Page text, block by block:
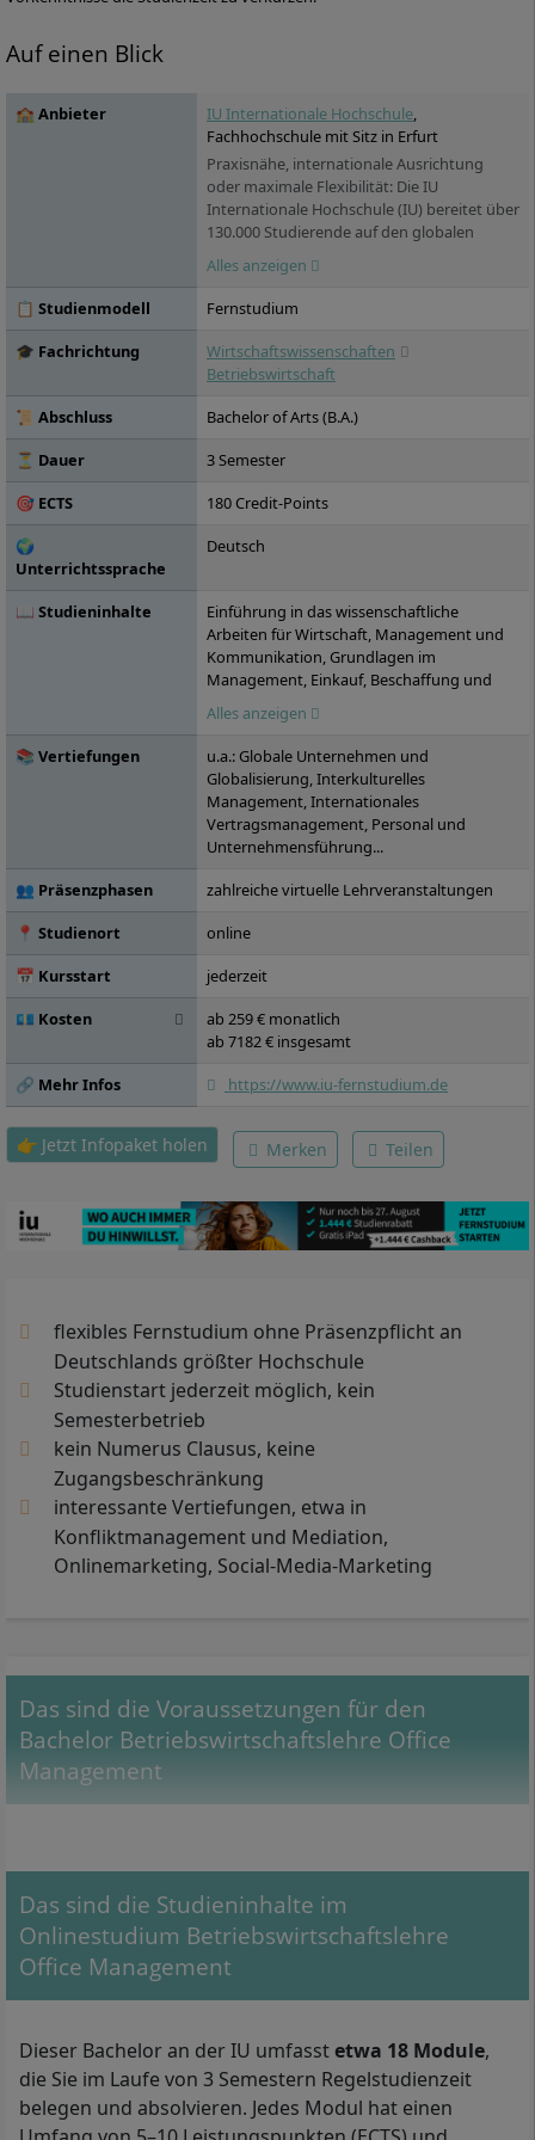
Auf einen Blick
🏫 Anbieter IU Internationale Hochschule,
Fachhochschule mit Sitz in Erfurt
Praxisnähe, internationale Ausrichtung
oder maximale Flexibilität: Die IU
Internationale Hochschule (IU) bereitet über
130.000 Studierende auf den globalen
Arbeitsmarkt vor. Sie versammelt unter
ihrem Dach über 100 Studienprogramme,
die in zwei voneinander unabhängigen
das IU Duale Studium sowie das IU
Fernstudium. Die IU bietet den
renommierten Praxispartnern in die
haben bereits erfolgreich mit der IU
Versicherungen oder Motel One. Die IU, die
Städten in Deutschland vertreten.
Alles anzeigen
📋 Studienmodell
Fernstudium
🎓 Fachrichtung
Wirtschaftswissenschaften
Betriebswirtschaft
📜 Abschluss
Bachelor of Arts (B.A.)
⏳ Dauer
3 Semester
🎯 ECTS
180 Credit-Points
🌍
Unterrichtssprache
Deutsch
📖 Studieninhalte
Einführung in das wissenschaftliche
Arbeiten für Wirtschaft, Management und
Kommunikation, Grundlagen im
Management, Einkauf, Beschaffung und
Distribution, Customer Relationship
Management, Einführung in New Work,
Agiles Projektmanagement,
Dienstleistungsmanagement, Digital Skills,
Eventmanagement I, Organizational
Behavior, Unternehmensplanung und -
kontrolle, Projekt: Kommunikation zur
praktischen Problemlösung,
Nachhaltigkeits- und
Themen der Betriebswirtschaftslehre,
Alles anzeigen
📚 Vertiefungen
u.a.: Globale Unternehmen und
Globalisierung, Interkulturelles
Management, Internationales
Vertragsmanagement, Personal und
Unternehmensführung...
👥 Präsenzphasen
zahlreiche virtuelle Lehrveranstaltungen
📍 Studienort
online
📅 Kursstart
jederzeit
💶 Kosten
ab 259 € monatlich
ab 7182 € insgesamt
🔗 Mehr Infos
https://www.iu-fernstudium.de
👉 Jetzt Infopaket holen Merken Teilen
flexibles Fernstudium ohne Präsenzpflicht an
Deutschlands größter Hochschule
Studienstart jederzeit möglich, kein
Semesterbetrieb
kein Numerus Clausus, keine
Zugangsbeschränkung
interessante Vertiefungen, etwa in
Konfliktmanagement und Mediation,
Onlinemarketing, Social-Media-Marketing
Das sind die Voraussetzungen für den
Bachelor Betriebswirtschaftslehre Office
Management
Das sind die Studieninhalte im
Onlinestudium Betriebswirtschaftslehre
Office Management
Dieser Bachelor an der IU umfasstetwa 18 Module,
die Sie im Laufe von 3 Semestern Regelstudienzeit
belegen und absolvieren. Jedes Modul hat einen